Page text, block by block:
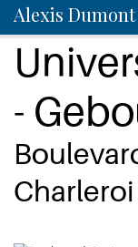
Alexis Dumont
-
Charleroi